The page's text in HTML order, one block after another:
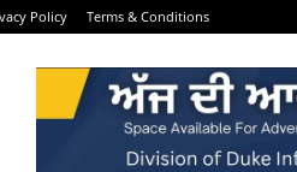
Policy Terms & Conditions